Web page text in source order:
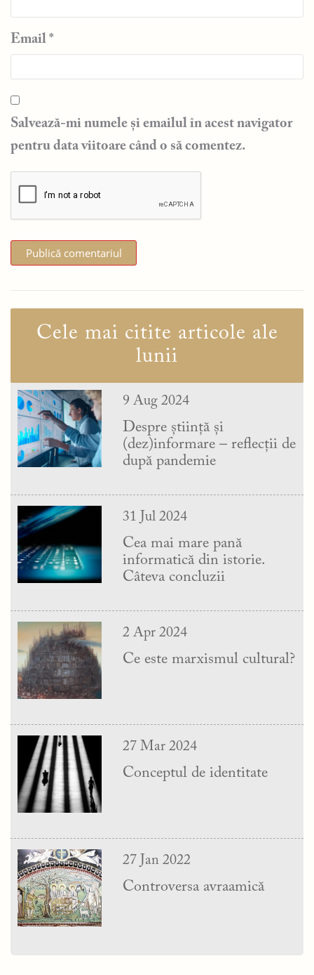
Email *
Salvează-mi numele și emailul în acest navigator
pentru data viitoare când o să comentez.
Cele mai citite articole ale
lunii
9 Aug 2024
Despre știință și
(dez)informare – reflecții de
după pandemie
31 Jul 2024
Cea mai mare pană
informatică din istorie.
Câteva concluzii
2 Apr 2024
Ce este marxismul cultural?
27 Mar 2024
Conceptul de identitate
27 Jan 2022
Controversa avraamică